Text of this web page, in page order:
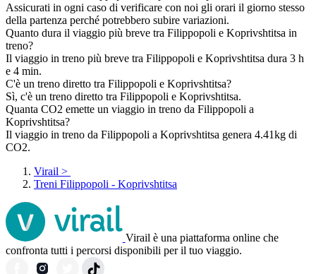
Assicurati in ogni caso di verificare con noi gli orari il giorno stesso
della partenza perché potrebbero subire variazioni.
Quanto dura il viaggio più breve tra Filippopoli e Koprivshtitsa in
treno?
Il viaggio in treno più breve tra Filippopoli e Koprivshtitsa dura 3 h
e 4 min.
C'è un treno diretto tra Filippopoli e Koprivshtitsa?
Sì, c'è un treno diretto tra Filippopoli e Koprivshtitsa.
Quanta CO2 emette un viaggio in treno da Filippopoli a
Koprivshtitsa?
Il viaggio in treno da Filippopoli a Koprivshtitsa genera 4.41kg di
CO2.
Virail >
Treni Filippopoli - Koprivshtitsa
Virail è una piattaforma online che
confronta tutti i percorsi disponibili per il tuo viaggio.